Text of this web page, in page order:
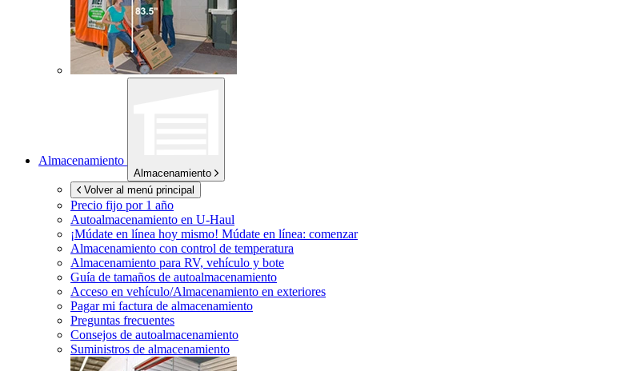
Almacenamiento
Almacenamiento
Volver al menú principal
Precio fijo por 1 año
Autoalmacenamiento en U-Haul
¡Múdate en línea hoy mismo! Múdate en línea: comenzar
Almacenamiento con control de temperatura
Almacenamiento para RV, vehículo y bote
Guía de tamaños de autoalmacenamiento
Acceso en vehículo/Almacenamiento en exteriores
Pagar mi factura de almacenamiento
Preguntas frecuentes
Consejos de autoalmacenamiento
Suministros de almacenamiento